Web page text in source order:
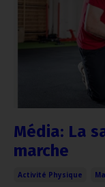
Média: La
marche
Activité Physique